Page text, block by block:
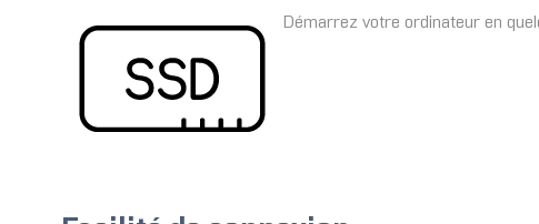
Démarrez votre ordinateur en